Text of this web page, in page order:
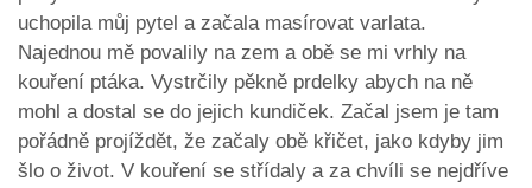
uchopila můj pytel a začala masírovat varlata.
Najednou mě povalily na zem a obě se mi vrhly na
kouření ptáka. Vystrčily pěkně prdelky abych na ně
mohl a dostal se do jejich kundiček. Začal jsem je tam
pořádně projíždět, že začaly obě křičet, jako kdyby jim
šlo o život. V kouření se střídaly a za chvíli se nejdříve